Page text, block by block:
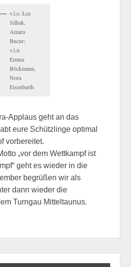
v.l.o. Lea
Silhak,
Amara
Bucur;
v.l.u.
Emma
Böckmann,
Nora
Eisenbarth
Applaus geht an das
eure Schützlinge optimal
vorbereitet.
„vor dem Wettkampf ist
geht es wieder in die
begrüßen wir als
dann wieder die
Turngau Mitteltaunus.